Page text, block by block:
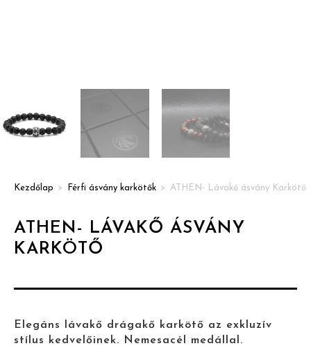
Kezdőlap > Férfi ásvány karkötők > ATHEN- Lávakő ásvány Karkötő
ATHEN- LÁVAKŐ ÁSVÁNY
KARKÖTŐ
Elegáns lávakő drágakő karkötő az exkluzív
stílus kedvelőinek. Nemesacél medállal.